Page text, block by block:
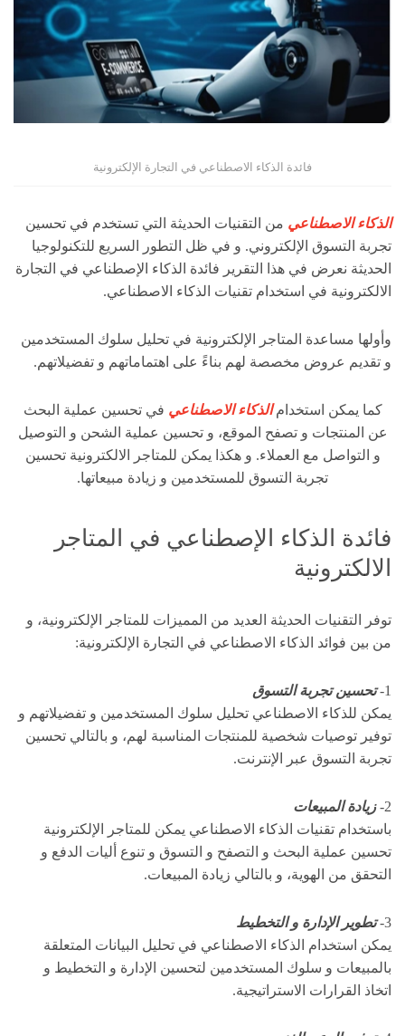
فائدة الذكاء الاصطناعي في التجارة الإلكترونية
الذكاء الاصطناعي من التقنيات الحديثة التي تستخدم في تحسين
تجربة التسوق الإلكتروني. و في ظل التطور السريع للتكنولوجيا
الحديثة نعرض في هذا التقرير فائدة الذكاء الإصطناعي في التجارة
الالكترونية في استخدام تقنيات الذكاء الاصطناعي.
وأولها مساعدة المتاجر الإلكترونية في تحليل سلوك المستخدمين
و تقديم عروض مخصصة لهم بناءً على اهتماماتهم و تفضيلاتهم.
كما يمكن استخدامالذكاء الاصطناعي في تحسين عملية البحث
عن المنتجات و تصفح الموقع، و تحسين عملية الشحن و التوصيل
و التواصل مع العملاء. و هكذا يمكن للمتاجر الالكترونية تحسين
تجربة التسوق للمستخدمين و زيادة مبيعاتها.
فائدة الذكاء الإصطناعي في المتاجر
الالكترونية
توفر التقنيات الحديثة العديد من المميزات للمتاجر الإلكترونية، و
من بين فوائد الذكاء الاصطناعي في التجارة الإلكترونية:
1- تحسين تجربة التسوق
يمكن للذكاء الاصطناعي تحليل سلوك المستخدمين و تفضيلاتهم و
توفير توصيات شخصية للمنتجات المناسبة لهم، و بالتالي تحسين
تجربة التسوق عبر الإنترنت.
2- زيادة المبيعات
باستخدام تقنيات الذكاء الاصطناعي يمكن للمتاجر الإلكترونية
تحسين عملية البحث و التصفح و التسوق و تنوع أليات الدفع و
التحقق من الهوية، و بالتالي زيادة المبيعات.
3- تطوير الإدارة و التخطيط
يمكن استخدام الذكاء الاصطناعي في تحليل البيانات المتعلقة
بالمبيعات و سلوك المستخدمين لتحسين الإدارة و التخطيط و
اتخاذ القرارات الاستراتيجية.